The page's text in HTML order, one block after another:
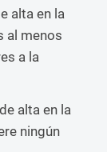
alta en la
al menos
a la
alta en la
ningún